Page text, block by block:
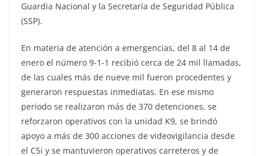
Guardia Nacional y la Secretaría de Seguridad Pública
(SSP).
En materia de atención a emergencias, del 8 al 14 de
enero el número 9-1-1 recibió cerca de 24 mil llamadas,
de las cuales más de nueve mil fueron procedentes y
generaron respuestas inmediatas. En ese mismo
periodo se realizaron más de 370 detenciones, se
reforzaron operativos con la unidad K9, se brindó
apoyo a más de 300 acciones de videovigilancia desde
el C5i y se mantuvieron operativos carreteros y de